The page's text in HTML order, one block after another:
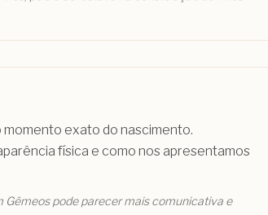
exato do nascimento.
física e como nos apresentamos
Gêmeos pode parecer mais comunicativa e